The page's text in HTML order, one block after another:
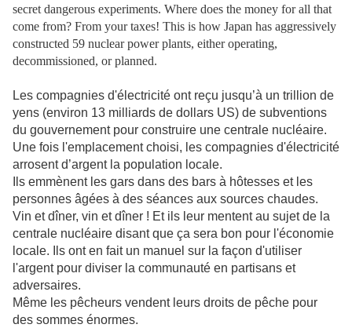
secret dangerous experiments. Where does the money for all that
come from? From your taxes! This is how Japan has aggressively
constructed 59 nuclear power plants, either operating,
decommissioned, or planned.
Les compagnies d'électricité ont reçu jusqu’à un trillion de
yens (environ 13 milliards de dollars US) de subventions
du gouvernement pour construire une centrale nucléaire.
Une fois l'emplacement choisi, les compagnies d'électricité
arrosent d’argent la population locale.
Ils emmènent les gars dans des bars à hôtesses et les
personnes âgées à des séances aux sources chaudes.
Vin et dîner, vin et dîner ! Et ils leur mentent au sujet de la
centrale nucléaire disant que ça sera bon pour l'économie
locale. Ils ont en fait un manuel sur la façon d'utiliser
l'argent pour diviser la communauté en partisans et
adversaires.
Même les pêcheurs vendent leurs droits de pêche pour
des sommes énormes.